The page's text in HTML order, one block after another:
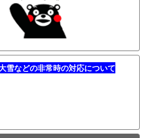
雪などの非常時の対応について